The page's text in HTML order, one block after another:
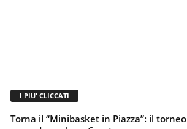
I PIU' CLICCATI
Torna il “Minibasket in Piazza”: il torneo